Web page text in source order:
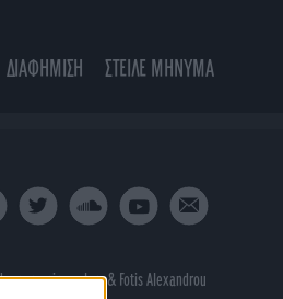
ΔΙΑΦΗΜΙΣΗ ΣΤΕΙΛΕ ΜΗΝΥΜΑ
byporcupine colors& Fotis Alexandrou